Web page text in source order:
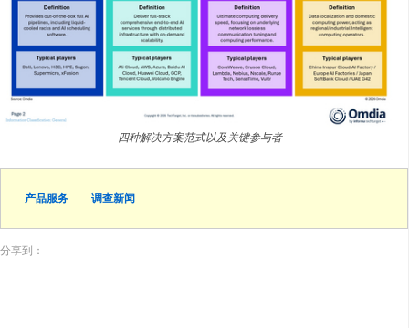
四种解决方案范式以及关键参与者
产品服务 调查新闻
分享到：